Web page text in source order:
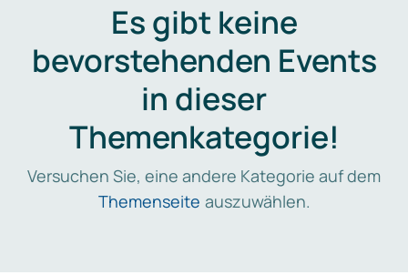
Es gibt keine
bevorstehenden Events
in dieser
Themenkategorie!
Versuchen Sie, eine andere Kategorie auf dem
Themenseite auszuwählen.